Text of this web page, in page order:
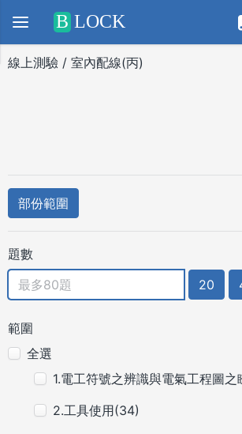
Positive SSL
B LOCK
線上測驗 / 室內配線(丙)
部份範圍
題數
20
範圍
全選
1.電工符號之辨識與電氣工程圖
2.工具使用(34)